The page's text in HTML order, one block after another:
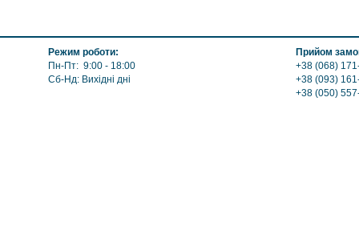
Режим роботи:
Пн-Пт: 9:00 - 18:00
Сб-Нд: Вихідні дні
Прийом
+38 (068)
+38 (093)
+38 (050)